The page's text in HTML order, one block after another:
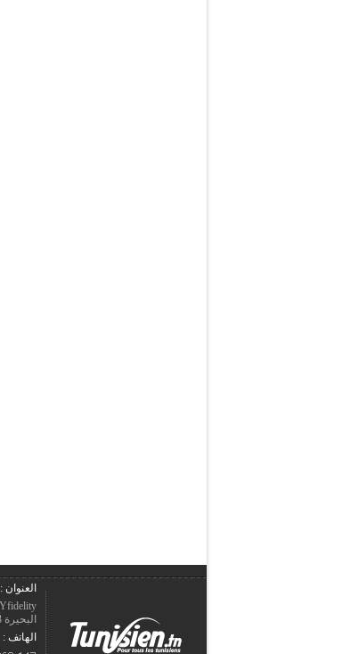
العنوان :
البحيرة 1053 تونس – الجمهورية التونسيّة.
الهاتف :